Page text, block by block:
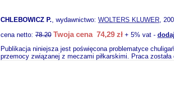
CHLEBOWICZ P., wydawnictwo: WOLTERS KLUWER,
cena netto: 78.20 Twoja cena 74,29 zł + 5% vat -
Publikacja niniejsza jest poświęcona problematyce
przemocy związanej z meczami piłkarskimi. Praca